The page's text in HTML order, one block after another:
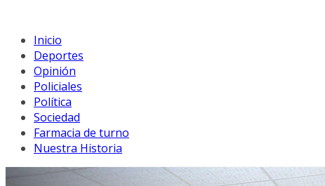
Inicio
Deportes
Opinión
Policiales
Política
Sociedad
Farmacia de turno
Nuestra Historia